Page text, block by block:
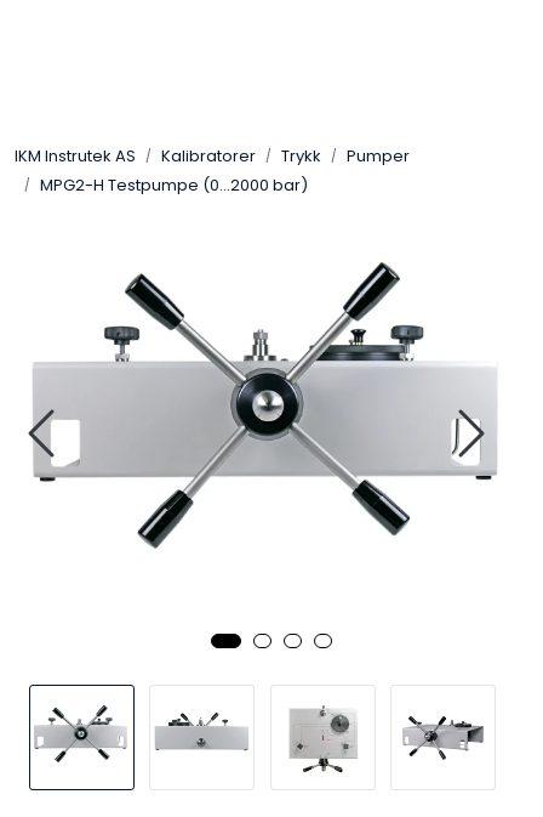
IKM Instrutek AS Kalibratorer Trykk
Pumper
MPG2-H Testpumpe (0...2000 bar)
Elektro
Frekvensomformere
Miljø og sikkerhet
Navigasjon & Kommunikasjon
Maskinvern & Instrumentering